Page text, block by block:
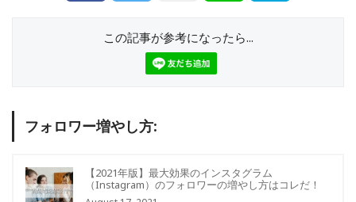
この記事が参考になったら...
フォロワー増やし方:
【2021年版】最大効果のインスタグラム
（Instagram）のフォロワーの増やし方はコレだ！